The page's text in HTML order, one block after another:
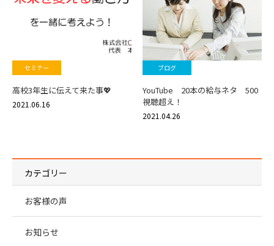
セミナー
高校3年生に伝えて来た事💖
2021.06.16
ブログ
YouTube 20本の給与ネタ 500
視聴超え！
2021.04.26
カテゴリー
お客様の声
お知らせ